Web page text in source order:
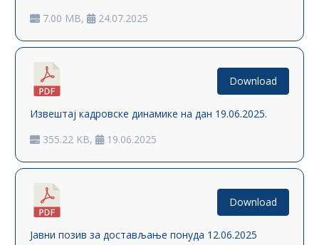
7.00 MB,
24.07.2025
Извештај кадровске динамике на дан 19.06.2025.
355.22 KB,
19.06.2025
Download
Јавни позив за достављање понуда 12.06.2025
Download